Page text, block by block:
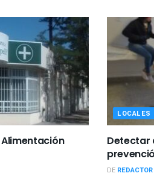
LOCALES
Detectar
DE